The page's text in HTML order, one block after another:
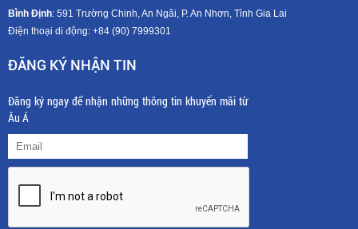
Bình Định: 591 Trường Chinh, An Ngãi, P. An Nhơn, Tỉnh Gia Lai
Điện thoại di động: +84 (90) 7999301
ĐĂNG KÝ NHẬN TIN
Đăng ký ngay để nhận những thông tin khuyến mãi từ
Âu Á